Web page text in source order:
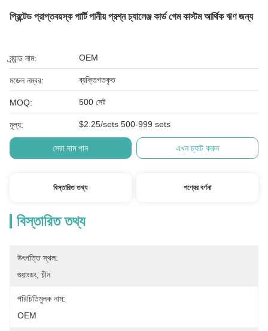
প্রিন্টেড প্রাপ্তবয়স্ক পার্টি পানীয় প্রশ্ন চ্যালেঞ্জ কার্ড গেম কাস্টম আর্থিক ঋণ জন্য
ব্র্যান্ড নাম: OEM
মডেল নম্বর: ব্যক্তিগতকৃত
MOQ: 500 সেট
মূল্য: $2.25/sets 500-999 sets
সেরা দাম পান এখন চ্যাট করুন
বিস্তারিত তথ্য পণ্যের বর্ণনা
বিস্তারিত তথ্য
উৎপত্তি স্থল:
গুয়াংডং, চীন
পরিচিতিমুলক নাম:
OEM